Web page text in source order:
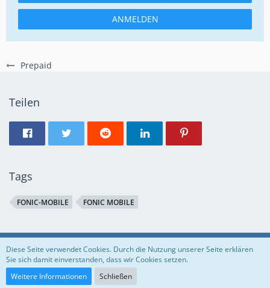
Prepaid
ANMELDEN
Teilen
Tags
FONIC-MOBILE FONIC MOBILE
Regeln Datenschutzerklärung Impressum
Community-Software:
Diese Seite verwendet Cookies. Durch die Nutzung unserer Seite erklären
Sie sich damit einverstanden, dass wir Cookies setzen.
Weitere Informationen
Schließen